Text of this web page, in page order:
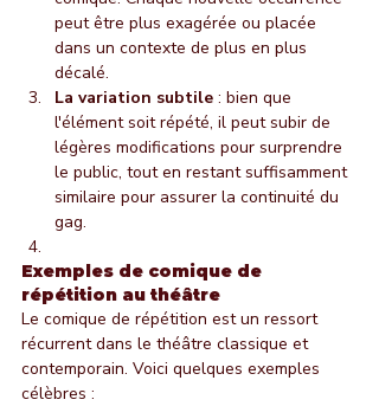
peut être plus exagérée ou placée
dans un contexte de plus en plus
décalé.
La variation subtile : bien que
l'élément soit répété, il peut subir de
légères modifications pour surprendre
le public, tout en restant suffisamment
similaire pour assurer la continuité du
gag.
Exemples de comique de
répétition au théâtre
Le comique de répétition est un ressort
récurrent dans le théâtre classique et
contemporain. Voici quelques exemples
célèbres :